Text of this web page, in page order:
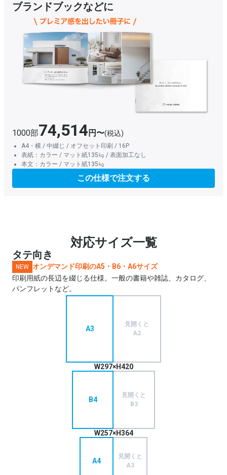
ブランドブックなどに
1000部74,514 円〜(税込)
A4・横 / 中綴じ / オフセット印刷 / 16P
表紙：カラー / マット紙135㎏ / 表面加工なし
本文：カラー / マット紙135㎏
この仕様で注文する
対応サイズ一覧
タテ向き
NEW オンデマンド印刷のA5・B6・A6サイズ
印刷用紙の長辺を綴じる仕様。一般の書籍や雑誌、カタログ、
パンフレットなど。
A3
見開くと
A2
W297×H420
B4
見開くと
B3
W257×H364
A4
見開くと
A3